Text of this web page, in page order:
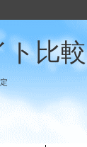
ト比較